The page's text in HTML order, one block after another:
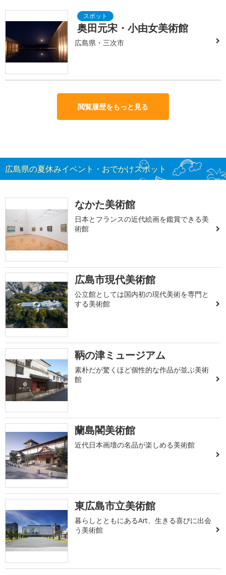
奥田元宋・小由女美術館
広島県・三次市
閲覧履歴をもっと見る
広島県の夏休みイベント・おでかけスポット
なかた美術館
日本とフランスの近代絵画を鑑賞できる美
術館
広島市現代美術館
公立館としては国内初の現代美術を専門と
する美術館
鞆の津ミュージアム
素朴だが驚くほど個性的な作品が並ぶ美術
館
蘭島閣美術館
近代日本画壇の名品が楽しめる美術館
東広島市立美術館
暮らしとともにあるArt、生きる喜びに出会
う美術館